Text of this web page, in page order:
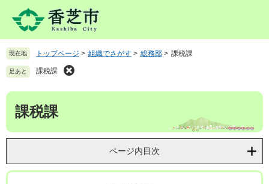
先
頭
す
を
飛
し
文
現在地 トップページ > 組織でさがす > 総務部 > 課税課
足あと 課税課
本
課税課
ページ内目次